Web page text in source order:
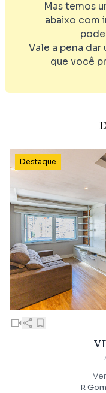
Mas temos
abaixo com
Vale a pena
que você
Destaque
R